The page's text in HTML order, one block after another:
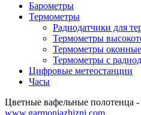
Барометры
Термометры
Радиодатчики для
Термометры
Термометры
Термометры с
Цифровые метеостанции
Часы
Цветные вафельные полотенца
www.garmoniazhizni.com.